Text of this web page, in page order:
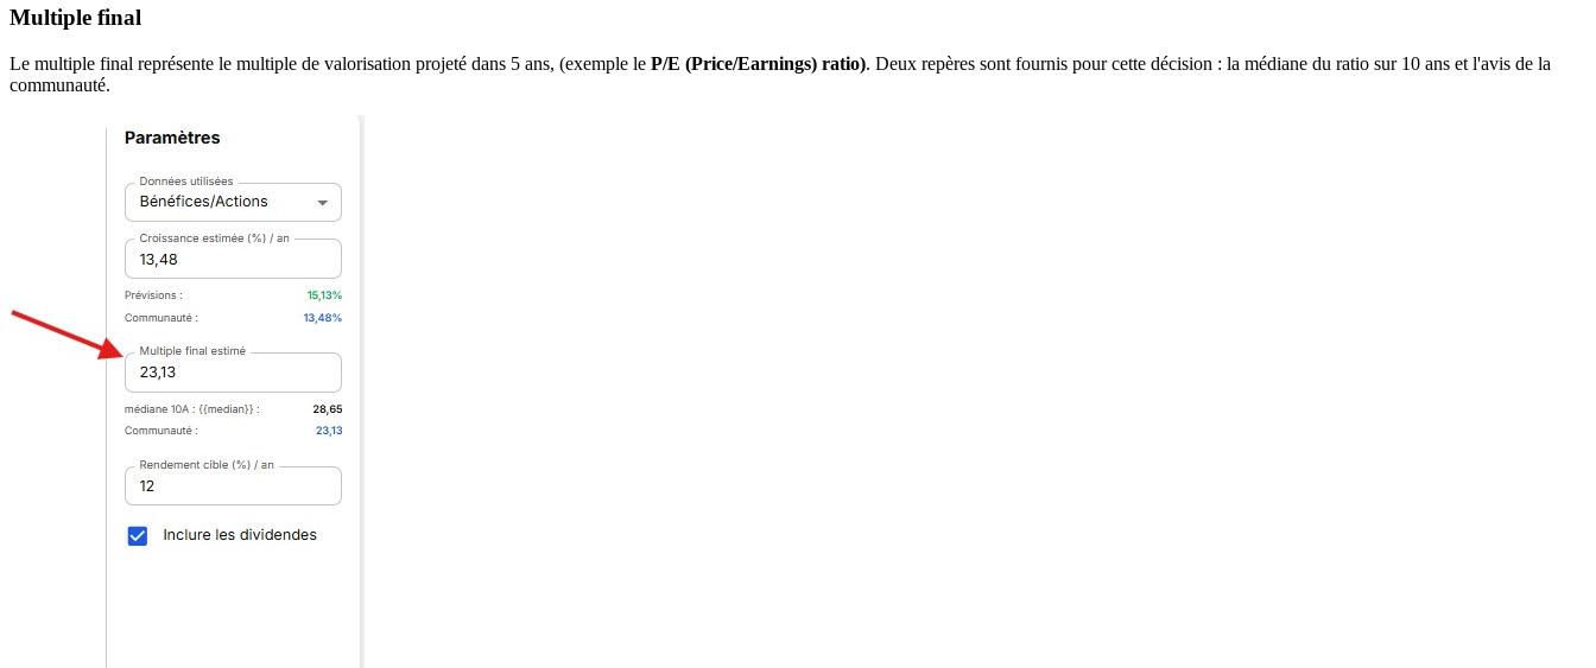
Multiple final
Le multiple final représente le multiple de valorisation projeté dans 5 ans, (exemple le P/E (Price/Earnings) ratio). Deux repères sont fournis pour cette décision : la médiane du ratio sur 10 ans et l'avis de la
communauté.